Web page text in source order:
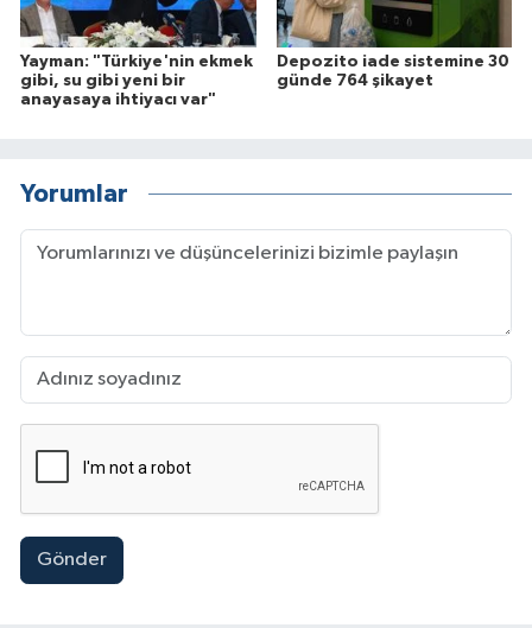
Yayman: "Türkiye'nin ekmek
gibi, su gibi yeni bir
anayasaya ihtiyacı var"
Depozito iade sistemine 30
günde 764 şikayet
Yorumlar
Gönder